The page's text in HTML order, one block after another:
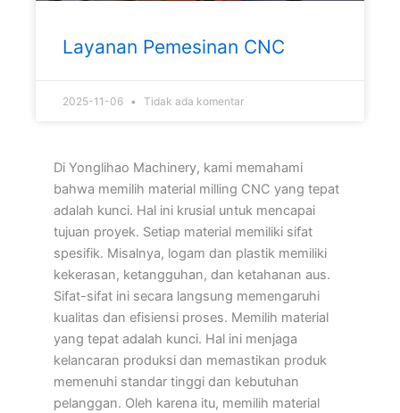
Layanan Pemesinan CNC
2025-11-06 Tidak ada komentar
Di Yonglihao Machinery, kami memahami
bahwa memilih material milling CNC yang tepat
adalah kunci. Hal ini krusial untuk mencapai
tujuan proyek. Setiap material memiliki sifat
spesifik. Misalnya, logam dan plastik memiliki
kekerasan, ketangguhan, dan ketahanan aus.
Sifat-sifat ini secara langsung memengaruhi
kualitas dan efisiensi proses. Memilih material
yang tepat adalah kunci. Hal ini menjaga
kelancaran produksi dan memastikan produk
memenuhi standar tinggi dan kebutuhan
pelanggan. Oleh karena itu, memilih material